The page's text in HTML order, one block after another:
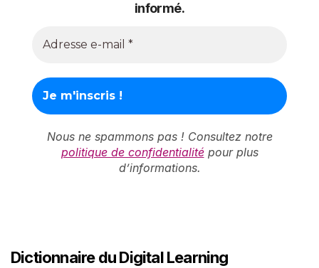
informé.
Nous ne spammons pas ! Consultez notre
politique de confidentialitépour plus
d’informations.
Dictionnaire du Digital Learning